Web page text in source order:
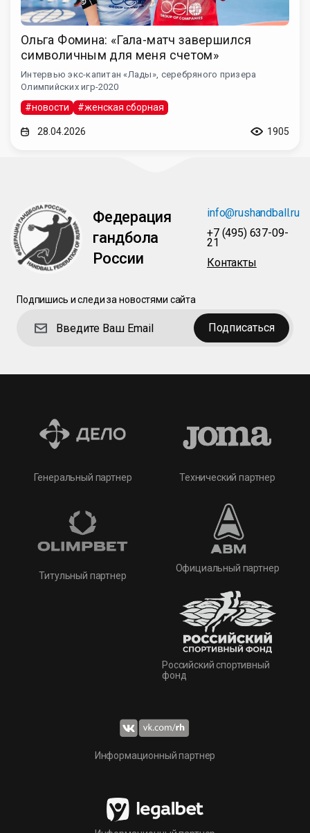
Ольга Фомина: «Гала-матч завершился
символичным для меня счетом»
Интервью экс-капитан «Лады», серебряного призера
Олимпийских игр-2020
#новости #женская сборная
28.04.2026 1905
Федерация
гандбола
России
info@rushandball.ru
+7 (495) 637-09-
21
Контакты
Подпишись и следи за новостями сайта
Подписаться
Генеральный партнер
Титульный партнер
Технический партнер
Официальный партнер
Российский спортивный
фонд
Информационный партнер